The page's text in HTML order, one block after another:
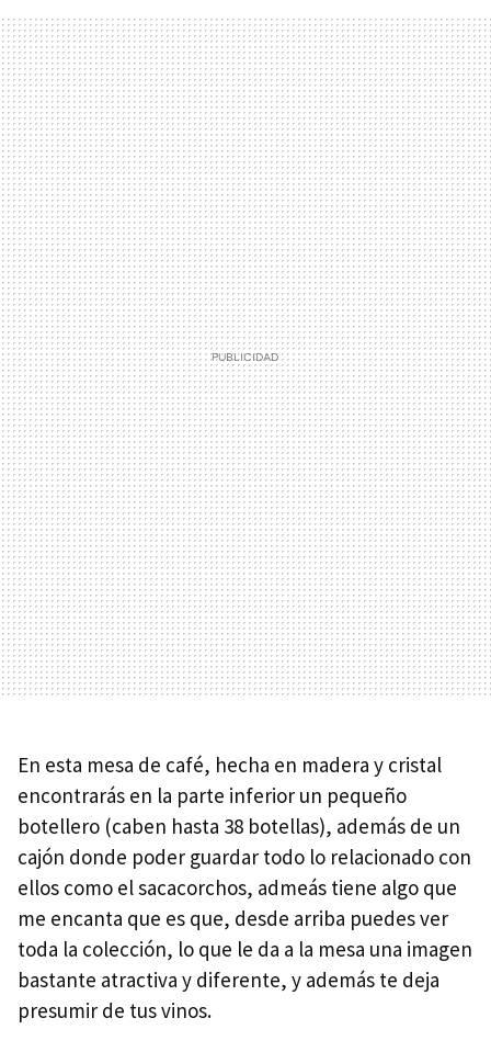
En esta mesa de café, hecha en madera y cristal
encontrarás en la parte inferior un pequeño
botellero (caben hasta 38 botellas), además de un
cajón donde poder guardar todo lo relacionado con
ellos como el sacacorchos, admeás tiene algo que
me encanta que es que, desde arriba puedes ver
toda la colección, lo que le da a la mesa una imagen
bastante atractiva y diferente, y además te deja
presumir de tus vinos.